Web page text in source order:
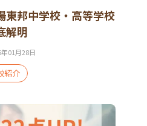
東邦中学校・高等学校
解明
01月28日
紹介